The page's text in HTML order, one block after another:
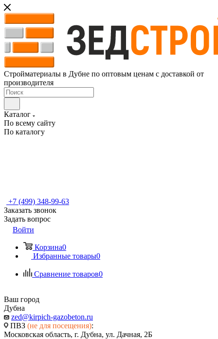
Стройматериалы в Дубне по оптовым ценам с доставкой от
производителя
Каталог
По всему сайту
По каталогу
+7 (499) 348-99-63
Заказать звонок
Задать вопрос
Войти
Корзина0
Избранные товары0
Сравнение товаров0
Ваш город
Дубна
zed@kirpich-gazobeton.ru
ПВЗ (не для посещения):
Московская область, г. Дубна, ул. Дачная, 2Б